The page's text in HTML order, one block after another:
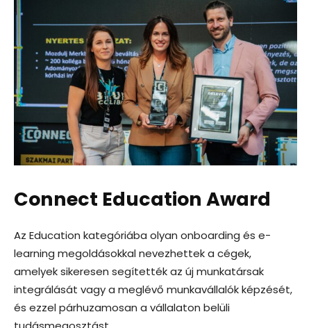
Connect Education Award
Az Education kategóriába olyan onboarding és e-
learning megoldásokkal nevezhettek a cégek,
amelyek sikeresen segítették az új munkatársak
integrálását vagy a meglévő munkavállalók képzését,
és ezzel párhuzamosan a vállalaton belüli